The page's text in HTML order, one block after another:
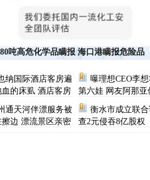
吨高危化学品瞒报 海口港瞒报危险品
纳国际酒店客房遍
的床虱 酒店客房
工反怪顾客不查
曝理想CEO李
第六娃 网友阿那亚
想CEO一家
通天河伴漂服务被
边 漂流景区亲密
衡水市成立联合
查2元侵吞8亿股权